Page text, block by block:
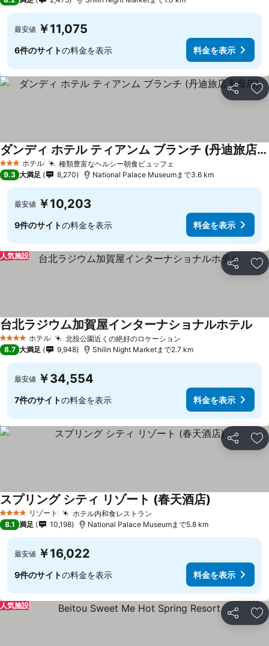
最安値 ￥11,075
6件のサイトの料金を表示 料金を表示
シェア お
3 ホテルのランク
ホテル 種類豊富なヘルシー朝食ビュッフェ
ダンディ ホテル ティアンム ブランチ (丹迪旅店天母店)
料金を表示
9.3 大満足 8,270 National Palace Museumまで3.6 km
最安値 ￥10,203
9件のサイトの料金を表示 料金を表示
シェア お
人気施設
4 ホテルのランク
ホテル 北投公園近くの絶好のロケーション
台北ラジウム加賀屋インターナショナルホテル
8.7 大満足 9,948 Shilin Night Marketまで2.7 km
最安値 ￥34,554
7件のサイトの料金を表示 料金を表示
シェア お
4 ホテルのランク
リゾート ホテル内和食レストラン
スプリング シティ リゾート (春天酒店)
8.1 満足 10,198 National Palace Museumまで5.8 km
最安値 ￥16,022
9件のサイトの料金を表示 料金を表示
シェア お
人気施設